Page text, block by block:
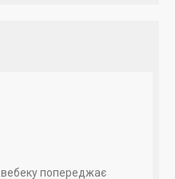
попереджає